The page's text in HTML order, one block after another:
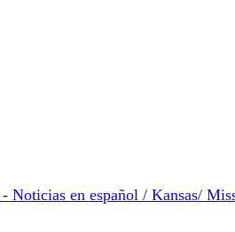
Noticias en español / Kansas/